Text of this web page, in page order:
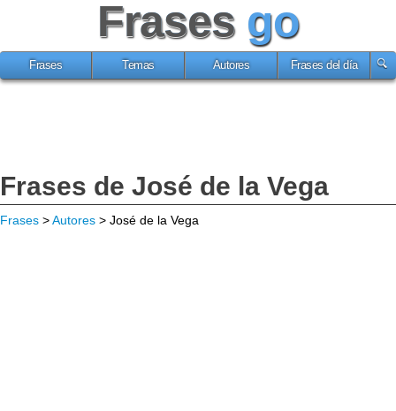
Frases go
Frases Temas Autores Frases del día
Frases de José de la Vega
Frases >Autores > José de la Vega